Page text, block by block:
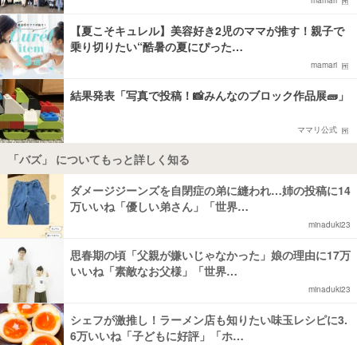
【夏こそキュレル】美容好き2児のママが推す！親子で
乗り切りたい“酷暑の夏にぴった…
mamari
結果発表「写真で投稿！📸みんなのブロック作品展🧱」
ママリ公式
「バズ」 についてもっと詳しく知る
ダメージジーンズを自閉症の弟に縫われ…姉の投稿に14
万いいね「優しい弟さん」「世界…
minaduki23
思春期の頃「父親が嫌いじゃなかった」娘の理由に17万
いいね「素敵なお父様」「世界…
minaduki23
シェフが激推し！ラーメン店も知りたい味玉レシピに3.
6万いいね「子どもに好評」「ホ…